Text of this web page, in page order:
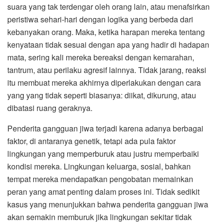
suara yang tak terdengar oleh orang lain, atau menafsirkan
peristiwa sehari-hari dengan logika yang berbeda dari
kebanyakan orang. Maka, ketika harapan mereka tentang
kenyataan tidak sesuai dengan apa yang hadir di hadapan
mata, sering kali mereka bereaksi dengan kemarahan,
tantrum, atau perilaku agresif lainnya. Tidak jarang, reaksi
itu membuat mereka akhirnya diperlakukan dengan cara
yang yang tidak seperti biasanya: diikat, dikurung, atau
dibatasi ruang geraknya.
Penderita gangguan jiwa terjadi karena adanya berbagai
faktor, di antaranya genetik, tetapi ada pula faktor
lingkungan yang memperburuk atau justru memperbaiki
kondisi mereka. Lingkungan keluarga, sosial, bahkan
tempat mereka mendapatkan pengobatan memainkan
peran yang amat penting dalam proses ini. Tidak sedikit
kasus yang menunjukkan bahwa penderita gangguan jiwa
akan semakin memburuk jika lingkungan sekitar tidak